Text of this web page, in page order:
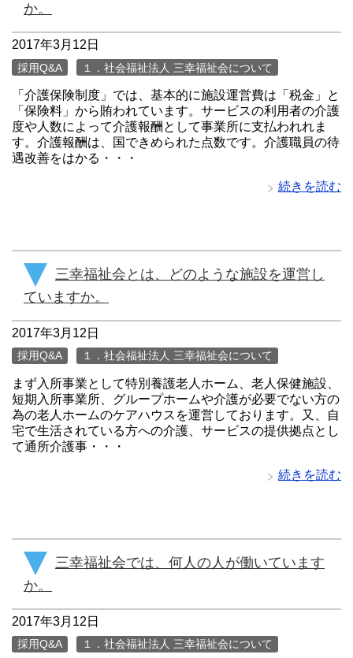
か。
2017年3月12日
採用Q&A １．社会福祉法人 三幸福祉会について
「介護保険制度」では、基本的に施設運営費は「税金」と
「保険料」から賄われています。サービスの利用者の介護
度や人数によって介護報酬として事業所に支払われれま
す。介護報酬は、国できめられた点数です。介護職員の待
遇改善をはかる・・・
続きを読む
三幸福祉会とは、どのような施設を運営し
ていますか。
2017年3月12日
採用Q&A １．社会福祉法人 三幸福祉会について
まず入所事業として特別養護老人ホーム、老人保健施設、
短期入所事業所、グループホームや介護が必要でない方の
為の老人ホームのケアハウスを運営しております。又、自
宅で生活されている方への介護、サービスの提供拠点とし
て通所介護事・・・
続きを読む
三幸福祉会では、何人の人が働いています
か。
2017年3月12日
採用Q&A １．社会福祉法人 三幸福祉会について